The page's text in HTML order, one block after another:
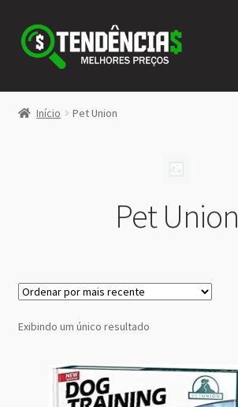
Pular
para
navegação
Pular
para
conteúdo
LOJA
Início Pet Union
Pet Union
Exibindo um único resultado